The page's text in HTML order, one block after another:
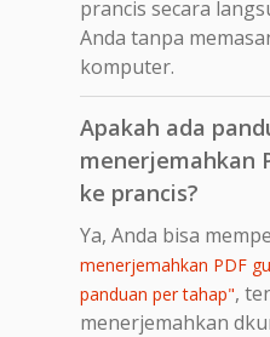
prancis secara
Anda tanpa
komputer.
Apakah ada
menerjemahkan
ke prancis?
Ya, Anda bisa
menerjemahkan PDF
panduan per tahap",
menerjemahkan